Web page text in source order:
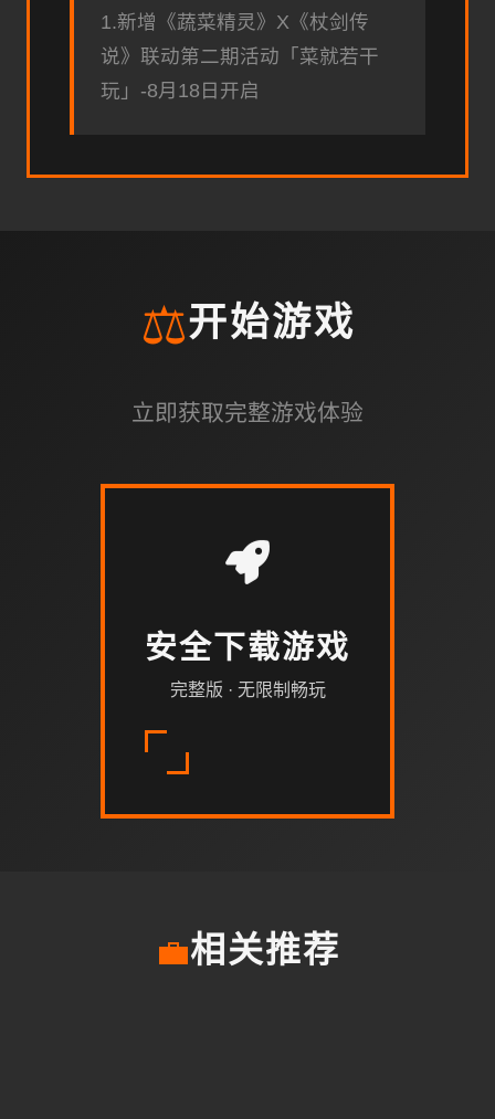
1.新增《蔬菜精灵》X《杖剑传
说》联动第二期活动「菜就若干
玩」-8月18日开启
⚖️开始游戏
立即获取完整游戏体验
安全下载游戏
完整版 · 无限制畅玩
💼相关推荐